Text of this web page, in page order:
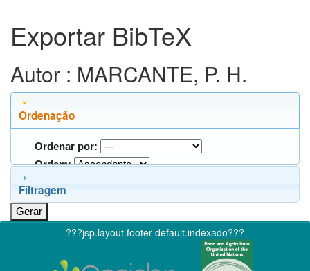
Exportar BibTeX
Autor : MARCANTE, P. H.
Ordenação
Ordenar por:
Ordem:
Filtragem
???jsp.layout.footer-default.indexado???